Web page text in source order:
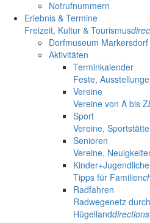
Notrufnummern
Erlebnis & Termine
Freizeit, Kultur & Tourismus
Dorfmuseum Markersdorf
Aktivitäten
Terminkalender
Feste,
Vereine
Vereine von A bis Z
Sport
Vereine,
Senioren
Vereine,
Kinder+Jugendliche
Tipps für Familien
Radfahren
Radwegenetz
Hügelland